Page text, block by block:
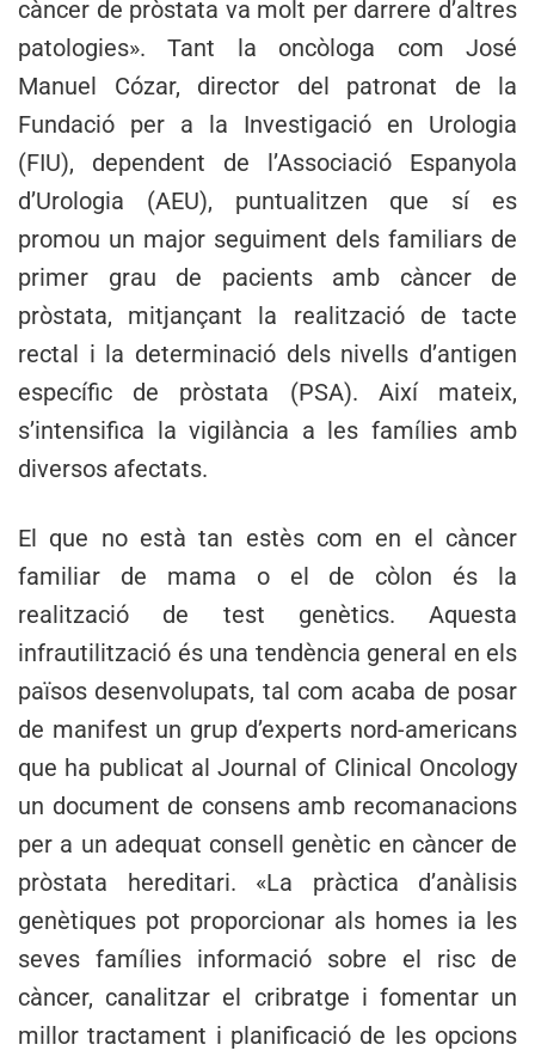
càncer de pròstata va molt per darrere d’altres
patologies». Tant la oncòloga com José
Manuel Cózar, director del patronat de la
Fundació per a la Investigació en Urologia
(FIU), dependent de l’Associació Espanyola
d’Urologia (AEU), puntualitzen que sí es
promou un major seguiment dels familiars de
primer grau de pacients amb càncer de
pròstata, mitjançant la realització de tacte
rectal i la determinació dels nivells d’antigen
específic de pròstata (PSA). Així mateix,
s’intensifica la vigilància a les famílies amb
diversos afectats.
El que no està tan estès com en el càncer
familiar de mama o el de còlon és la
realització de test genètics. Aquesta
infrautilització és una tendència general en els
països desenvolupats, tal com acaba de posar
de manifest un grup d’experts nord-americans
que ha publicat al Journal of Clinical Oncology
un document de consens amb recomanacions
per a un adequat consell genètic en càncer de
pròstata hereditari. «La pràctica d’anàlisis
genètiques pot proporcionar als homes ia les
seves famílies informació sobre el risc de
càncer, canalitzar el cribratge i fomentar un
millor tractament i planificació de les opcions